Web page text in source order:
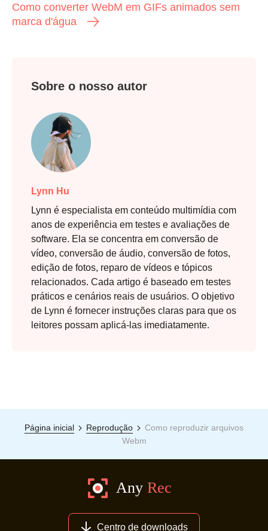
Etapa 3.
Como converter WebM em GIFs animados sem
marca d'água
Sobre o nosso autor
Lynn Hu
Lynn é especialista em conteúdo multimídia com
anos de experiência em testes e avaliações de
software. Ela se concentra em conversão de
vídeo, conversão de áudio, conversão de fotos,
edição de fotos, reparo de vídeos e tópicos
relacionados. Cada artigo é baseado em testes
práticos e cenários reais de usuários. O objetivo
de Lynn é fornecer instruções claras para que os
leitores possam aplicá-las imediatamente.
Página inicial Reprodução
Como reproduzir arquivos
Webm
Centro de downloads